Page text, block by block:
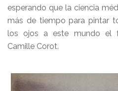
esperando que la ciencia
más de tiempo para pintar
los ojos a este mundo el
Camille Corot.